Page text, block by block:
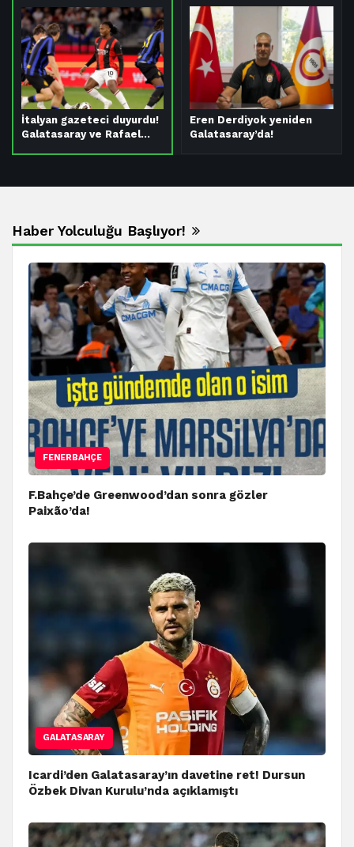
İtalyan gazeteci duyurdu!
Galatasaray ve Rafael…
Eren Derdiyok yeniden
Galatasaray’da!
Haber Yolculuğu Başlıyor!
FENERBAHÇE
F.Bahçe’de Greenwood’dan sonra gözler
Paixão’da!
GALATASARAY
Icardi’den Galatasaray’ın davetine ret! Dursun
Özbek Divan Kurulu’nda açıklamıştı